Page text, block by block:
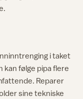
i taket
kan følge pipa flere
Reparer
sine tekniske